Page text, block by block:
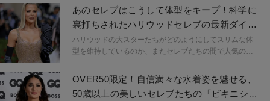
える、世界で最も有名なセレブ御用達パーソナルトレー
ナーのひとりである。
あのセレブはこうして体型をキープ！科学に
裏打ちされたハリウッドセレブの最新ダイエ
ット・トレンド
ハリウッドの大スターたちがどのようにしてスリムな体
型を維持しているのか、またセレブたちの間で人気のダ
OVER50限定！自信満々な水着姿を魅せる、
50歳以上の美しいセレブたちの「ビキニショ